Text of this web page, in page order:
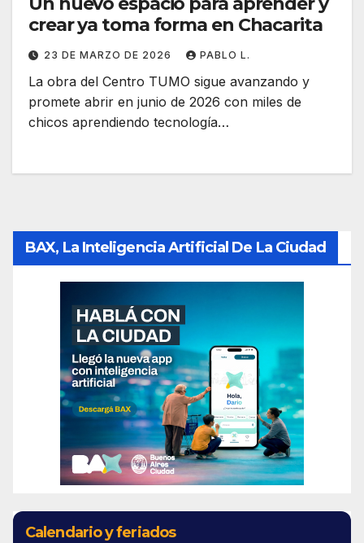
crear ya toma forma en Chacarita
23 DE MARZO DE 2026 PABLO L.
La obra del Centro TUMO sigue avanzando y
promete abrir en junio de 2026 con miles de
chicos aprendiendo tecnología…
BAX, La Inteligencia Artificial De La Ciudad
Calendario y feriados